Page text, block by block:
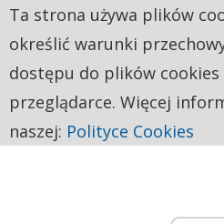
Ta strona używa plików
określić warunki
dostępu do plików cookies
przeglądarce. Więcej
naszej: Polityce Cookies